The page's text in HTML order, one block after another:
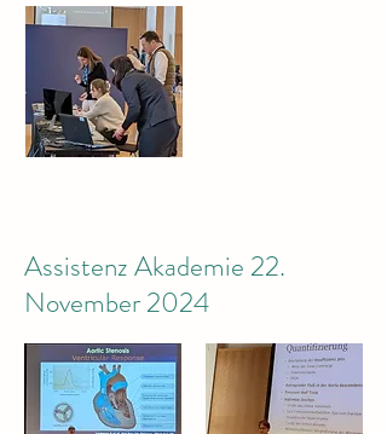
Assistenz Akademie 22.
November 2024